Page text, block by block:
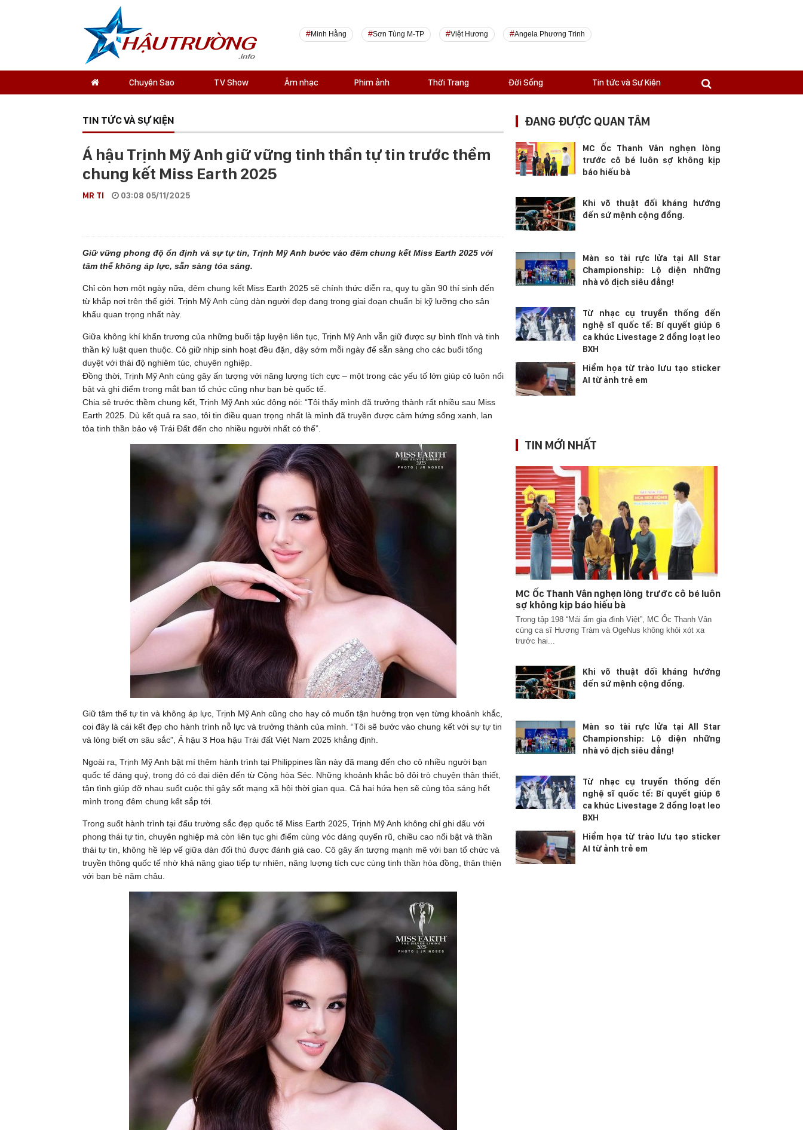
Minh Hằng Sơn Tùng M-TP Việt Hương Angela Phương Trinh
Chuyện Sao TV Show Âm nhạc Phim ảnh Thời Trang Đời Sống Tin tức và Sự Kiện
TIN TỨC VÀ SỰ KIỆN
Á hậu Trịnh Mỹ Anh giữ vững tinh thần tự tin trước thềm
chung kết Miss Earth 2025
MR TI 03:08 05/11/2025
Giữ vững phong độ ổn định và sự tự tin, Trịnh Mỹ Anh bước vào đêm chung kết Miss Earth 2025 với
tâm thế không áp lực, sẵn sàng tỏa sáng.
Chỉ còn hơn một ngày nữa, đêm chung kết Miss Earth 2025 sẽ chính thức diễn ra, quy tụ gần 90 thí sinh đến
từ khắp nơi trên thế giới. Trịnh Mỹ Anh cùng dàn người đẹp đang trong giai đoạn chuẩn bị kỹ lưỡng cho sân
khấu quan trọng nhất này.
Giữa không khí khẩn trương của những buổi tập luyện liên tục, Trịnh Mỹ Anh vẫn giữ được sự bình tĩnh và tinh
thần kỷ luật quen thuộc. Cô giữ nhịp sinh hoạt đều đặn, dậy sớm mỗi ngày để sẵn sàng cho các buổi tổng
duyệt với thái độ nghiêm túc, chuyên nghiệp.
Đồng thời, Trịnh Mỹ Anh cùng gây ấn tượng với năng lượng tích cực – một trong các yếu tố lớn giúp cô luôn nổi
bật và ghi điểm trong mắt ban tổ chức cũng như bạn bè quốc tế.
Chia sẻ trước thềm chung kết, Trịnh Mỹ Anh xúc động nói: “Tôi thấy mình đã trưởng thành rất nhiều sau Miss
Earth 2025. Dù kết quả ra sao, tôi tin điều quan trọng nhất là mình đã truyền được cảm hứng sống xanh, lan
tỏa tinh thần bảo vệ Trái Đất đến cho nhiều người nhất có thể”.
Giữ tâm thế tự tin và không áp lực, Trịnh Mỹ Anh cũng cho hay cô muốn tận hưởng trọn vẹn từng khoảnh khắc,
coi đây là cái kết đẹp cho hành trình nỗ lực và trưởng thành của mình. “Tôi sẽ bước vào chung kết với sự tự tin
và lòng biết ơn sâu sắc”, Á hậu 3 Hoa hậu Trái đất Việt Nam 2025 khẳng định.
Ngoài ra, Trịnh Mỹ Anh bật mí thêm hành trình tại Philippines lần này đã mang đến cho cô nhiều người bạn
quốc tế đáng quý, trong đó có đại diện đến từ Cộng hòa Séc. Những khoảnh khắc bộ đôi trò chuyện thân thiết,
tận tình giúp đỡ nhau suốt cuộc thi gây sốt mạng xã hội thời gian qua. Cả hai hứa hẹn sẽ cùng tỏa sáng hết
mình trong đêm chung kết sắp tới.
Trong suốt hành trình tại đấu trường sắc đẹp quốc tế Miss Earth 2025, Trịnh Mỹ Anh không chỉ ghi dấu với
phong thái tự tin, chuyên nghiệp mà còn liên tục ghi điểm cùng vóc dáng quyến rũ, chiều cao nổi bật và thần
thái tự tin, không hề lép vế giữa dàn đối thủ được đánh giá cao. Cô gây ấn tượng mạnh mẽ với ban tổ chức và
truyền thông quốc tế nhờ khả năng giao tiếp tự nhiên, năng lượng tích cực cùng tinh thần hòa đồng, thân thiện
với bạn bè năm châu.
ĐANG ĐƯỢC QUAN TÂM
MC Ốc Thanh Vân nghẹn lòng
trước cô bé luôn sợ không kịp
báo hiếu bà
Khi võ thuật đối kháng hướng
đến sứ mệnh cộng đồng.
Màn so tài rực lửa tại All Star
Championship: Lộ diện những
nhà vô địch siêu đẳng!
Từ nhạc cụ truyền thống đến
nghệ sĩ quốc tế: Bí quyết giúp 6
ca khúc Livestage 2 đồng loạt leo
BXH
Hiểm họa từ trào lưu tạo sticker
AI từ ảnh trẻ em
TIN MỚI NHẤT
MC Ốc Thanh Vân nghẹn lòng trước cô bé luôn
sợ không kịp báo hiếu bà
Trong tập 198 “Mái ấm gia đình Việt”, MC Ốc Thanh Vân
cùng ca sĩ Hương Tràm và OgeNus không khỏi xót xa
trước hai...
Khi võ thuật đối kháng hướng
đến sứ mệnh cộng đồng.
Màn so tài rực lửa tại All Star
Championship: Lộ diện những
nhà vô địch siêu đẳng!
Từ nhạc cụ truyền thống đến
nghệ sĩ quốc tế: Bí quyết giúp 6
ca khúc Livestage 2 đồng loạt leo
BXH
Hiểm họa từ trào lưu tạo sticker
AI từ ảnh trẻ em